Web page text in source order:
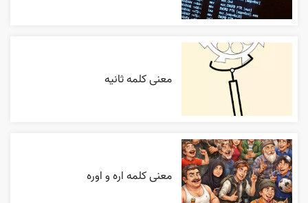
معنی کلمه ثانیه
معنی کلمه اره و اوره